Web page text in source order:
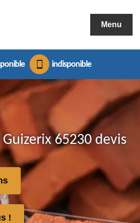
Menu
indisponible
65230 devis
!